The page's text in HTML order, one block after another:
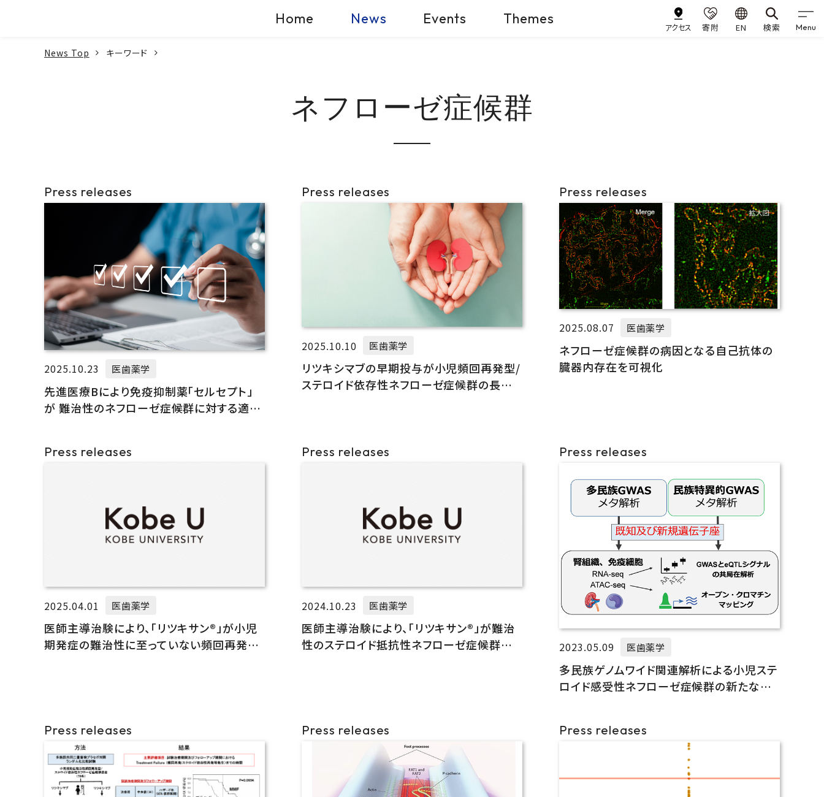
Home News Events Themes
アクセス 寄附 EN 検索 Menu
News Top キーワード
ネフローゼ症候群
Press releases
2025.10.23 医歯薬学
先進医療Bにより免疫抑制薬「セルセプト」
が 難治性のネフローゼ症候群に対する適応
Press releases
2025.10.10 医歯薬学
リツキシマブの早期投与が小児頻回再発型/
ステロイド依存性ネフローゼ症候群の長期
Press releases
2025.08.07 医歯薬学
ネフローゼ症候群の病因となる自己抗体の
臓器内存在を可視化
Press releases
2025.04.01 医歯薬学
医師主導治験により、「リツキサン®」が小児
期発症の難治性に至っていない頻回再発型
Press releases
2024.10.23 医歯薬学
医師主導治験により、「リツキサン®」が難治
性のステロイド抵抗性ネフローゼ症候群に
Press releases
2023.05.09 医歯薬学
多民族ゲノムワイド関連解析による小児ステ
ロイド感受性ネフローゼ症候群の新たな疾
Press releases Press releases Press releases